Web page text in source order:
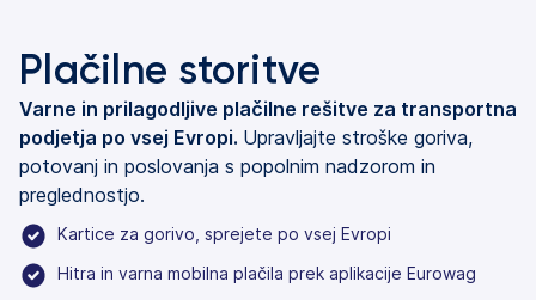
Plačilne storitve
Varne in prilagodljive plačilne rešitve za transportna
podjetja po vsej Evropi. Upravljajte stroške goriva,
potovanj in poslovanja s popolnim nadzorom in
preglednostjo.
Kartice za gorivo, sprejete po vsej Evropi
Hitra in varna mobilna plačila prek aplikacije Eurowag